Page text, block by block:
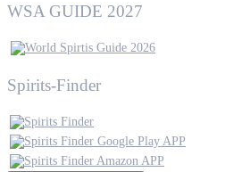
WSA GUIDE 2027
Spirits-Finder